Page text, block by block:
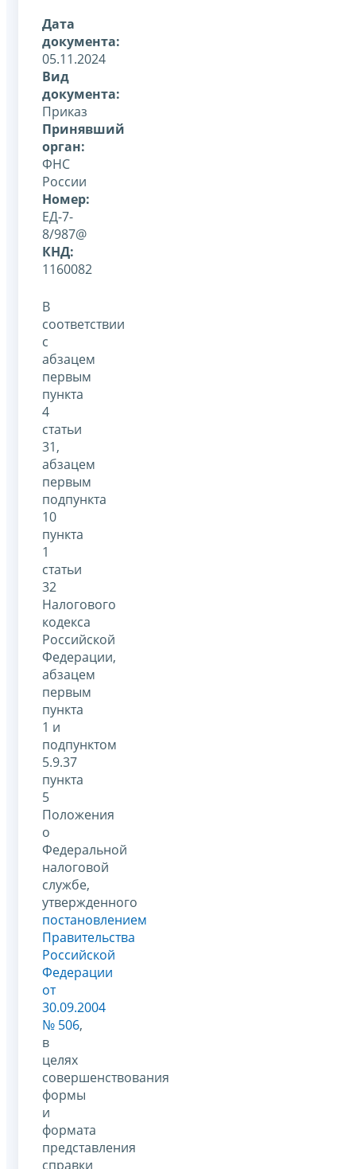
Дата
документа:
05.11.2024
Вид
документа:
Приказ
Принявший
орган:
ФНС
России
Номер:
ЕД-7-
8/987@
КНД:
1160082
В
соответствии
с
абзацем
первым
пункта
4
статьи
31,
абзацем
первым
подпункта
10
пункта
1
статьи
32
Налогового
кодекса
Российской
Федерации,
абзацем
первым
пункта
1 и
подпунктом
5.9.37
пункта
5
Положения
о
Федеральной
налоговой
службе,
утвержденного
постановлением
Правительства
Российской
Федерации
от
30.09.2004
№ 506,
в
целях
совершенствования
формы
и
формата
представления
справки